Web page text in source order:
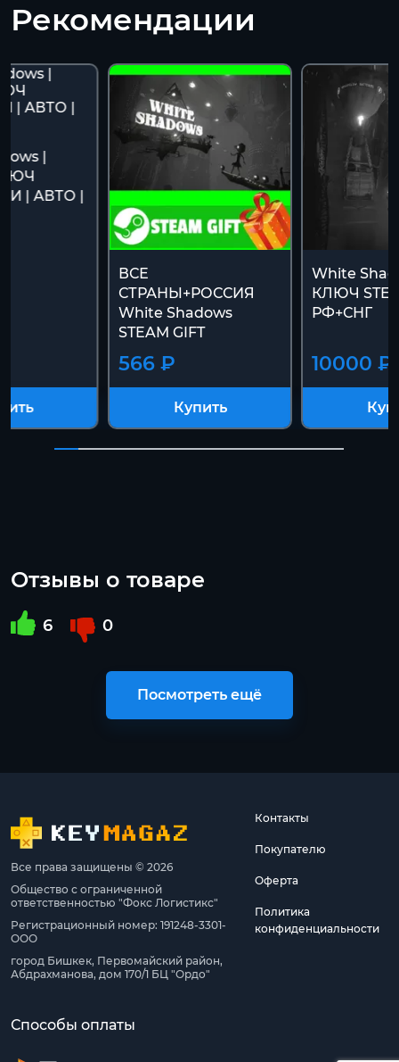
Рекомендации
|
| АВТО |
ВСЕ
СТРАНЫ+РОССИЯ
White Shadows
STEAM GIFT
566 ₽
Купить
White
КЛЮЧ
РФ+СНГ
10000 ₽
Отзывы о товаре
6 0
Посмотреть ещё
Все права защищены © 2026
Общество с ограниченной
ответственностью "Фокс Логистикс"
Регистрационный номер: 191248-3301-
ООО
город Бишкек, Первомайский район,
Абдрахманова, дом 170/1 БЦ "Ордо"
Контакты
Покупателю
Оферта
Политика
конфиденциальности
Способы оплаты